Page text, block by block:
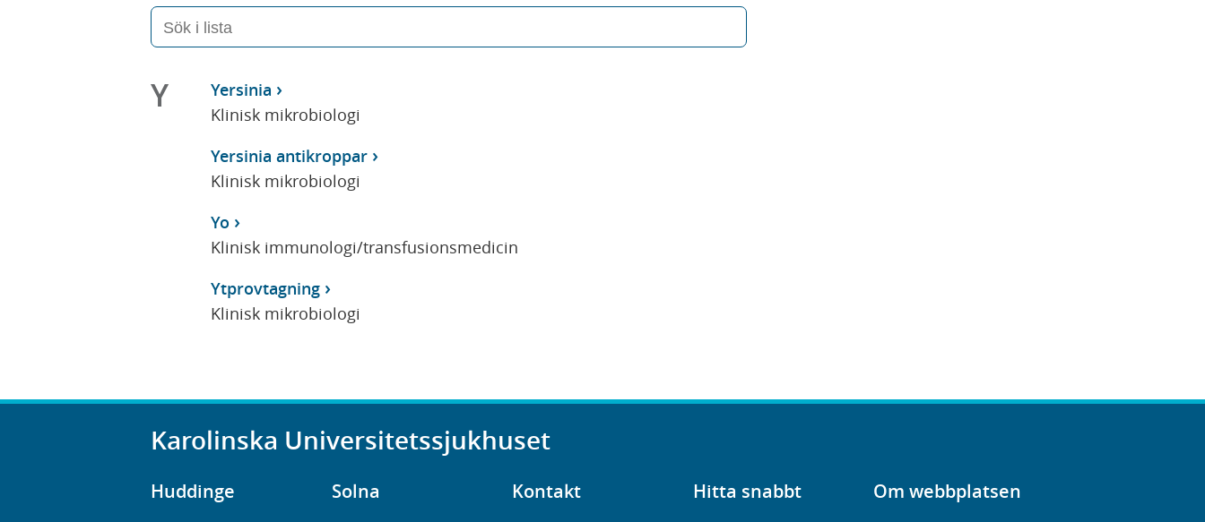
Y
Yersinia
Klinisk mikrobiologi
Yersinia antikroppar
Klinisk mikrobiologi
Yo
Klinisk immunologi/transfusionsmedicin
Ytprovtagning
Klinisk mikrobiologi
Karolinska Universitetssjukhuset
Huddinge Solna Kontakt Hitta snabbt Om webbplatsen